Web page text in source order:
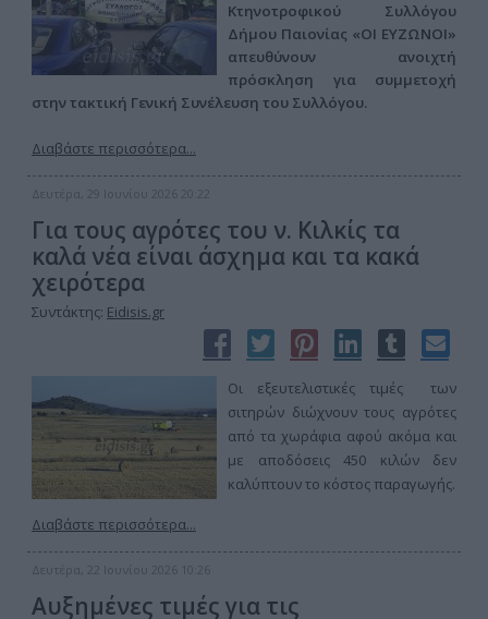
Κτηνοτροφικού Συλλόγου
Δήμου Παιονίας «ΟΙ ΕΥΖΩΝΟΙ»
απευθύνουν ανοιχτή
πρόσκληση για συμμετοχή
στην τακτική Γενική Συνέλευση του Συλλόγου.
Διαβάστε περισσότερα...
Δευτέρα, 29 Ιουνίου 2026 20:22
Για τους αγρότες του ν. Κιλκίς τα
καλά νέα είναι άσχημα και τα κακά
χειρότερα
Συντάκτης: Eidisis.gr
Οι εξευτελιστικές τιμές των
σιτηρών διώχνουν τους αγρότες
από τα χωράφια αφού ακόμα και
με αποδόσεις 450 κιλών δεν
καλύπτουν το κόστος παραγωγής.
Διαβάστε περισσότερα...
Δευτέρα, 22 Ιουνίου 2026 10:26
Αυξημένες τιμές για τις